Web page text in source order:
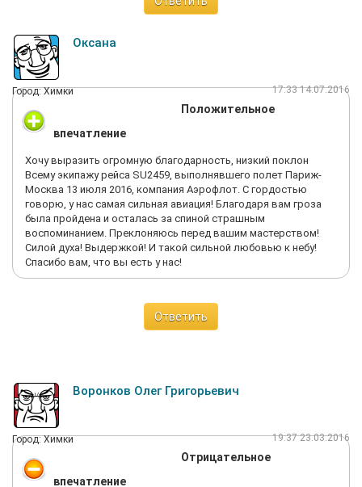
Оксана
Город: Химки 17:33 14.07.2016
Положительное
впечатление
Хочу выразить огромную благодарность, низкий поклон
Всему экипажу рейса SU2459, выполнявшего полет Париж-
Москва 13 июля 2016, компания Аэрофлот. С гордостью
говорю, у нас самая сильная авиация! Благодаря вам гроза
была пройдена и осталась за спиной страшным
воспоминанием. Преклоняюсь перед вашим мастерством!
Силой духа! Выдержкой! И такой сильной любовью к небу!
Спасибо вам, что вы есть у нас!
Ответить
Воронков Олег Григорьевич
Город: Химки 19:37 23.03.2016
Отрицательное
впечатление